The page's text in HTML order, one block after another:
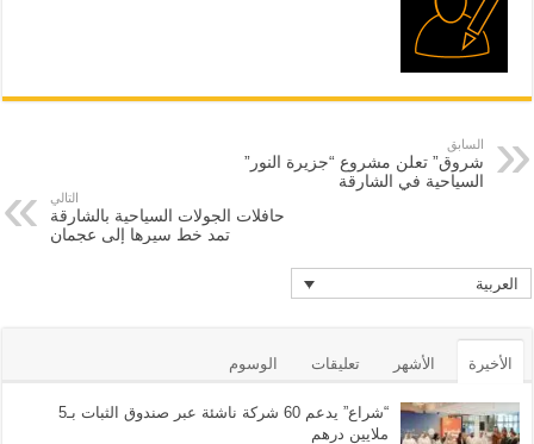
السابق
شروق” تعلن مشروع “جزيرة النور”
السياحية في الشارقة
التالي
حافلات الجولات السياحية بالشارقة
تمد خط سيرها إلى عجمان
العربية
الأخيرة الأشهر تعليقات الوسوم
“شراع” يدعم 60 شركة ناشئة عبر صندوق الثبات بـ5
ملايين درهم